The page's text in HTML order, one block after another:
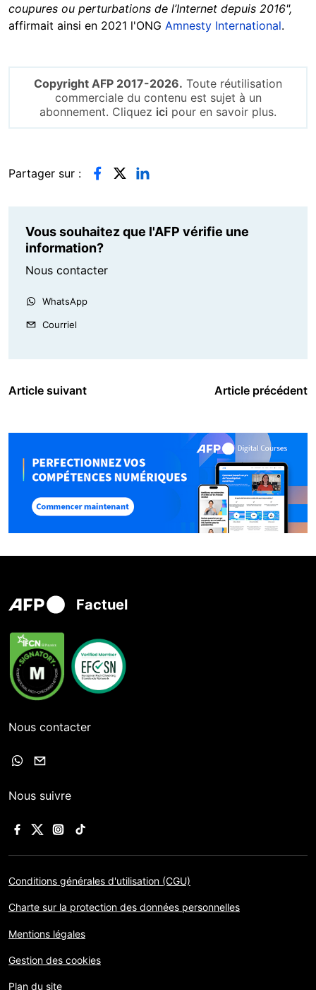
coupures ou perturbations de l’Internet depuis 2016",
affirmait ainsi en 2021 l'ONG Amnesty International.
Copyright AFP 2017-2026. Toute réutilisation
commerciale du contenu est sujet à un
abonnement. Cliquez ici pour en savoir plus.
Partager sur :
Vous souhaitez que l'AFP vérifie une
information?
Nous contacter
WhatsApp
Courriel
Article suivant Article précédent
Factuel
Nous contacter
Nous suivre
Conditions générales d'utilisation (CGU)
Charte sur la protection des données personnelles
Mentions légales
Gestion des cookies
Plan du site